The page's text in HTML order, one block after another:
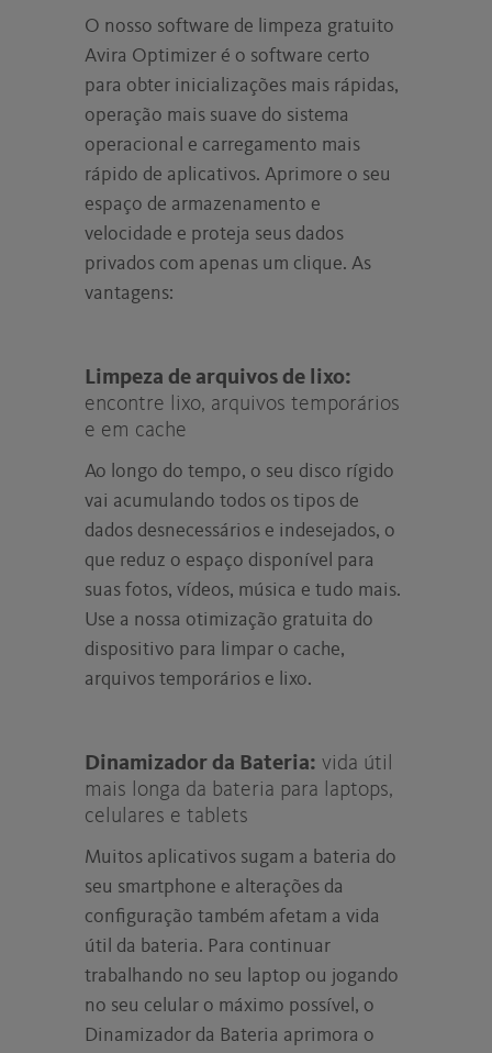
O nosso software de limpeza gratuito
Avira Optimizer é o software certo
para obter inicializações mais rápidas,
operação mais suave do sistema
operacional e carregamento mais
rápido de aplicativos. Aprimore o seu
espaço de armazenamento e
velocidade e proteja seus dados
privados com apenas um clique. As
vantagens:
Limpeza de arquivos de lixo:
encontre lixo, arquivos temporários
e em cache
Ao longo do tempo, o seu disco rígido
vai acumulando todos os tipos de
dados desnecessários e indesejados, o
que reduz o espaço disponível para
suas fotos, vídeos, música e tudo mais.
Use a nossa otimização gratuita do
dispositivo para limpar o cache,
arquivos temporários e lixo.
Dinamizador da Bateria: vida útil
mais longa da bateria para laptops,
celulares e tablets
Muitos aplicativos sugam a bateria do
seu smartphone e alterações da
configuração também afetam a vida
útil da bateria. Para continuar
trabalhando no seu laptop ou jogando
no seu celular o máximo possível, o
Dinamizador da Bateria aprimora o